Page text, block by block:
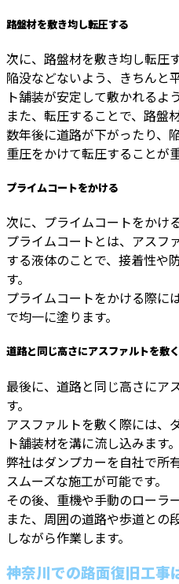
路盤材を敷き均し転圧する
次に、路盤材を敷き均し転圧
陥没などないよう、きちんと
ト舗装が安定して敷かれるよ
また、転圧することで、路盤
数年後に道路が下がったり、
重圧をかけて転圧することが
プライムコートをかける
次に、プライムコートをかけ
プライムコートとは、アスフ
する液体のことで、接着性や
す。
プライムコートをかける際に
で均一に塗ります。
道路と同じ高さにアスファルトを敷く
最後に、道路と同じ高さにア
す。
アスファルトを敷く際には、
ト舗装材を溝に流し込みます。
弊社はダンプカーを自社で所
スムーズな施工が可能です。
その後、重機や手動のローラ
また、周囲の道路や歩道との
しながら作業します。
神奈川での路面復旧工事